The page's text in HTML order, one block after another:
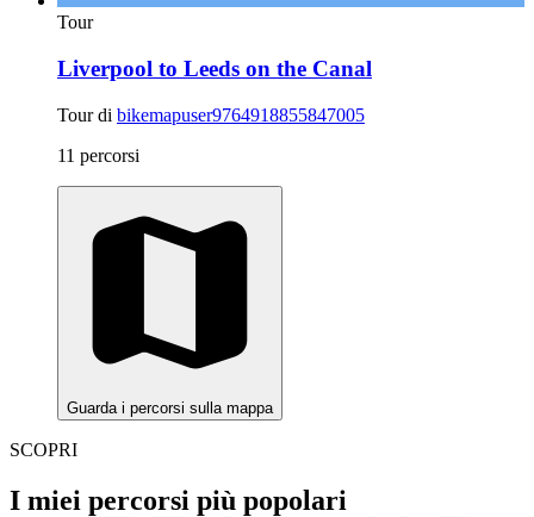
Tour
Liverpool to Leeds on the Canal
Tour di bikemapuser9764918855847005
11 percorsi
Guarda i percorsi sulla mappa
SCOPRI
I miei percorsi più popolari